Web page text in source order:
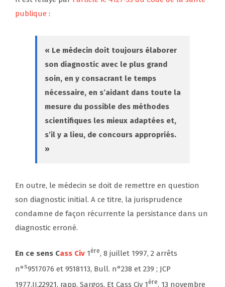
publique :
« Le médecin doit toujours élaborer
son diagnostic avec le plus grand
soin, en y consacrant le temps
nécessaire, en s’aidant dans toute la
mesure du possible des méthodes
scientifiques les mieux adaptées et,
s’il y a lieu, de concours appropriés.
»
En outre, le médecin se doit de remettre en question
son diagnostic initial. A ce titre, la jurisprudence
condamne de façon récurrente la persistance dans un
diagnostic erroné.
En ce sens Cass Civ 1ère, 8 juillet 1997, 2 arrêts
n° s9517076 et 9518113, Bull. n°238 et 239 ; JCP
1977.II.22921, rapp. Sargos. Et Cass Civ 1ère, 13 novembre